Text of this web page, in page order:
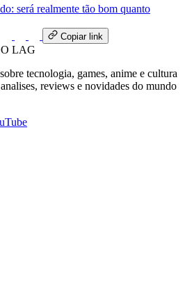
será realmente tão bom quanto
Copiar link
LAG
tecnologia, games, anime e cultura
reviews e novidades do mundo